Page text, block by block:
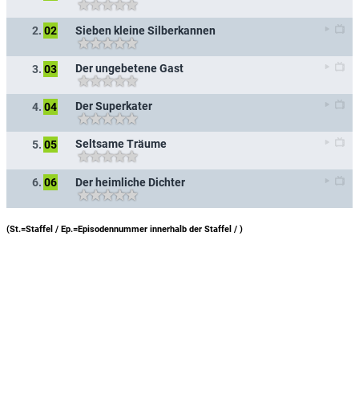
2. 02 Sieben kleine Silberkannen
3. 03 Der ungebetene Gast
4. 04 Der Superkater
5. 05 Seltsame Träume
6. 06 Der heimliche Dichter
(St.=Staffel / Ep.=Episodennummer innerhalb der Staffel / )